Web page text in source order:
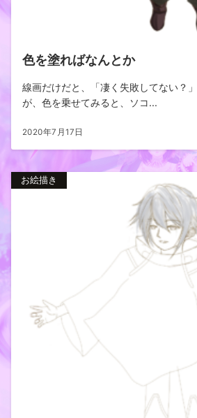
色を塗ればなんとか
線画だけだと、「凄く失敗してない？
が、色を乗せてみると、ソコ...
2020年7月17日
お絵描き